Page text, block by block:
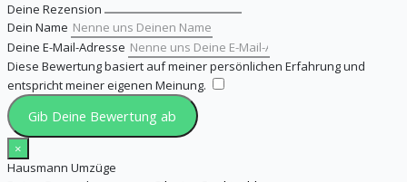
Deine Rezension
Dein Name
Deine E-Mail-Adresse
Diese Bewertung basiert auf meiner persönlichen Erfahrung und
entspricht meiner eigenen Meinung.
Gib Deine Bewertung ab
×
Hausmann Umzüge